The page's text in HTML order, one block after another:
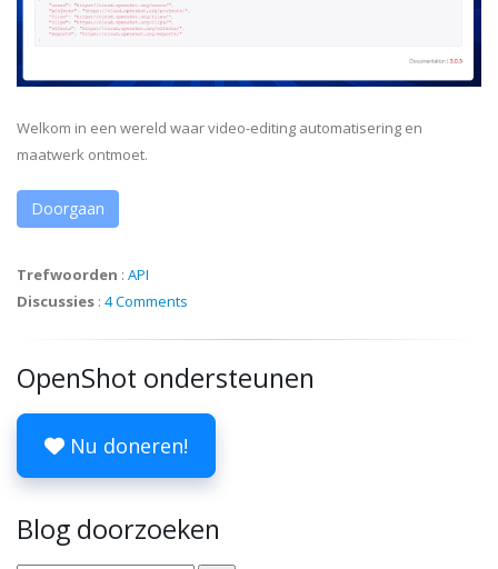
Welkom in een wereld waar video-editing automatisering en
maatwerk ontmoet.
Doorgaan
Trefwoorden : API
Discussies : 4 Comments
OpenShot ondersteunen
Nu doneren!
Blog doorzoeken